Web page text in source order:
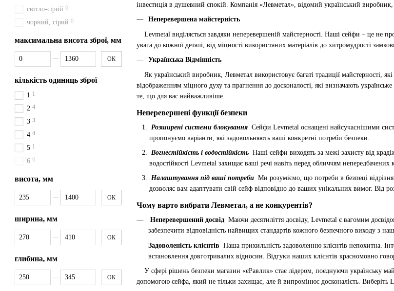
інвестиція в душевний спокій. Компанія «Левметал», відомий український
Неперевершена майстерність
Levmetal виділяється завдяки неперевершеній майстерності. Наші сейфи – це не
увага до кожної деталі, від міцності використаних матеріалів до хитромудрості
Українська Відмінність
Як український виробник, Левметал використовує багаті традиції майстерності,
відображенням міцного духу та прагнення до досконалості, які визначають
те, що для вас найважливіше.
Неперевершені функції безпеки
Розширені системи блокування Сейфи Levmetal оснащені найсучаснішими
пропонуємо варіанти, які задовольняють ваші конкретні потреби безпеки.
Вогнестійкість і водостійкість Наші сейфи виходять за межі захисту від
водостійкості Levmetal захищає ваші речі навіть перед обличчям непередбачених
Налаштування під ваші потреби Ми розуміємо, що потреби в безпеці
дозволяє вам адаптувати свій сейф відповідно до ваших унікальних вимог. Від
Чому варто вибрати Левметал, а не конкурентів?
Неперевершений досвід Маючи десятиліття досвіду, Levmetal є вагомим
забезпечити відповідність найвищих стандартів кожного безпечного виходу з
Задоволеність клієнтів Наша прихильність задоволенню клієнтів непохитна.
встановлення довготривалих відносин. Відгуки наших клієнтів красномовно
У сфері рішень безпеки магазин «єРавлик» стає лідером, поєднуючи українську
допомогою сейфа, який не тільки захищає, але й випромінює досконалість. Виберіть
світло-сірий 0
чорний, сірий 0
максимальна висота зброї, мм
Від максимальна висота зброї, мм
До максимальна висота зброї, мм
ОК
кількість одиниць зброї
1 1
2 4
3 3
4 4
5 1
6 0
висота, мм
Від висота, мм
До висота, мм
ОК
ширина, мм
Від ширина, мм
До ширина, мм
ОК
глибина, мм
Від глибина, мм
До глибина, мм
ОК